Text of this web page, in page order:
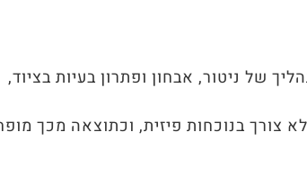
של ניטור, אבחון ופתרון בעיות בציוד,
צורך בנוכחות פיזית, וכתוצאה מכך